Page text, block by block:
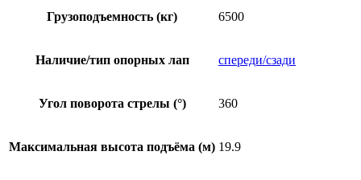
Грузоподъемность (кг) 6500
Наличие/тип опорных лап спереди/сзади
Угол поворота стрелы (°) 360
Максимальная высота подъёма (м) 19.9